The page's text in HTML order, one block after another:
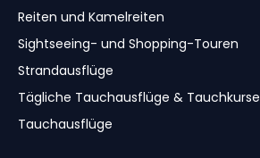
Reiten und Kamelreiten
Sightseeing- und Shopping-Touren
Strandausflüge
Tägliche Tauchausflüge & Tauchkurse
Tauchausflüge